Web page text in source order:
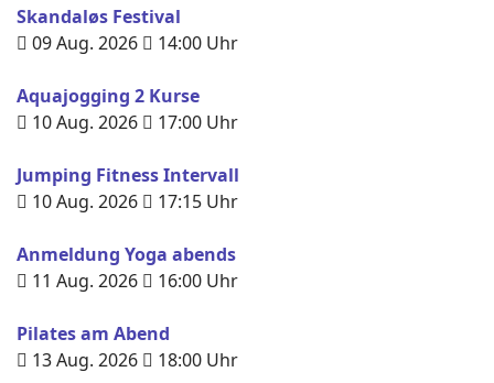
Skandaløs Festival
09 Aug. 2026
14:00 Uhr
Aquajogging 2 Kurse
10 Aug. 2026
17:00 Uhr
Jumping Fitness Intervall
10 Aug. 2026
17:15 Uhr
Anmeldung Yoga abends
11 Aug. 2026
16:00 Uhr
Pilates am Abend
13 Aug. 2026
18:00 Uhr